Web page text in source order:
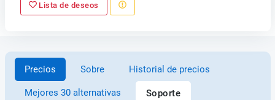
Lista de deseos
Precios Sobre Historial de precios
Mejores 30 alternativas Soporte